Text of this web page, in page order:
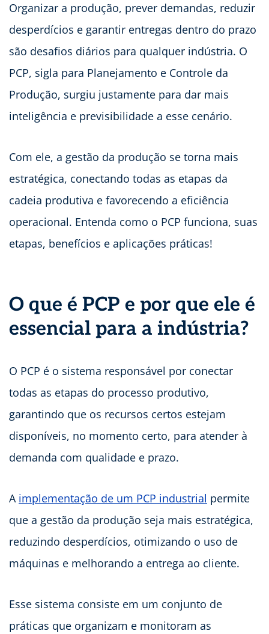
Organizar a produção, prever demandas, reduzir
desperdícios e garantir entregas dentro do prazo
são desafios diários para qualquer indústria. O
PCP, sigla para Planejamento e Controle da
Produção, surgiu justamente para dar mais
inteligência e previsibilidade a esse cenário.
Com ele, a gestão da produção se torna mais
estratégica, conectando todas as etapas da
cadeia produtiva e favorecendo a eficiência
operacional. Entenda como o PCP funciona, suas
etapas, benefícios e aplicações práticas!
O que é PCP e por que ele é
essencial para a indústria?
O PCP é o sistema responsável por conectar
todas as etapas do processo produtivo,
garantindo que os recursos certos estejam
disponíveis, no momento certo, para atender à
demanda com qualidade e prazo.
A implementação de um PCP industrial permite
que a gestão da produção seja mais estratégica,
reduzindo desperdícios, otimizando o uso de
máquinas e melhorando a entrega ao cliente.
Esse sistema consiste em um conjunto de
práticas que organizam e monitoram as